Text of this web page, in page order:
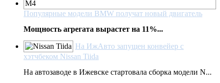
Популярные модели BMW получат новый двигатель
Мощность агрегата вырастет на 11%...
На ИжАвто запущен конвейер с
хэтчбеком Nissan Tiida
На автозаводе в Ижевске стартовала сборка модели N...